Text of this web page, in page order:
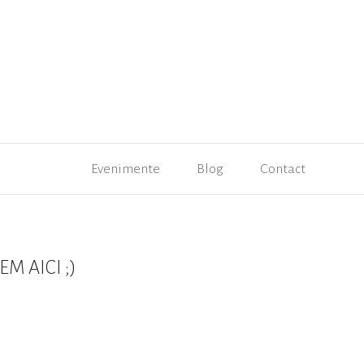
Evenimente Blog Contact
AICI ;)